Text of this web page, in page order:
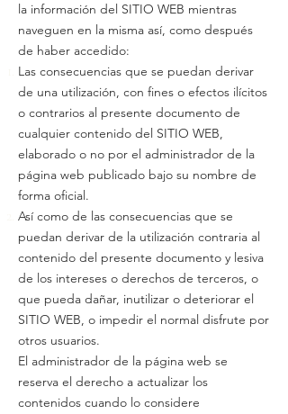
la información del SITIO WEB mientras
naveguen en la misma así, como después
de haber accedido:
Las consecuencias que se puedan derivar
de una utilización, con fines o efectos ilícitos
o contrarios al presente documento de
cualquier contenido del SITIO WEB,
elaborado o no por el administrador de la
página web publicado bajo su nombre de
forma oficial.
Así como de las consecuencias que se
puedan derivar de la utilización contraria al
contenido del presente documento y lesiva
de los intereses o derechos de terceros, o
que pueda dañar, inutilizar o deteriorar el
SITIO WEB, o impedir el normal disfrute por
otros usuarios.
El administrador de la página web se
reserva el derecho a actualizar los
contenidos cuando lo considere